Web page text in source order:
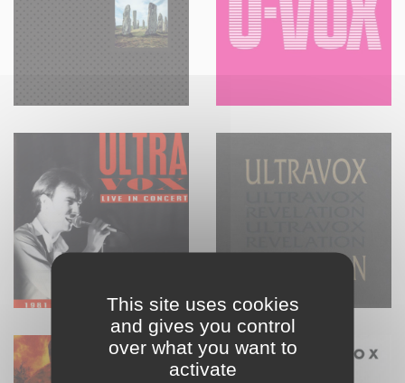
This site uses cookies
and gives you control
over what you want to
activate